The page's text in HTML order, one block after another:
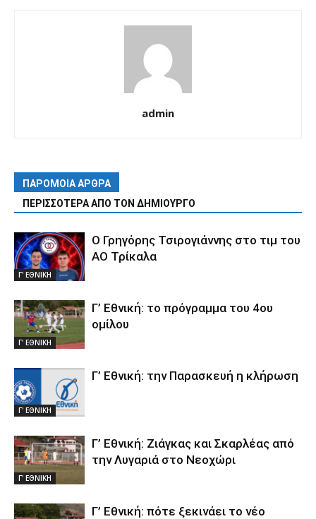
admin
ΠΑΡΟΜΟΙΑ ΑΡΘΡΑ
ΠΕΡΙΣΣΟΤΕΡΑ ΑΠΟ ΤΟΝ ΔΗΜΙΟΥΡΓΟ
Γ' ΕΘΝΙΚΗ
Ο Γρηγόρης Τσιρογιάννης στο τιμ του
ΑΟ Τρίκαλα
Γ' ΕΘΝΙΚΗ
Γ’ Εθνική: το πρόγραμμα του 4ου
ομίλου
Γ' ΕΘΝΙΚΗ
Γ’ Εθνική: την Παρασκευή η κλήρωση
Γ' ΕΘΝΙΚΗ
Γ’ Εθνική: Ζιάγκας και Σκαρλέας από
την Λυγαριά στο Νεοχώρι
Γ’ Εθνική: πότε ξεκινάει το νέο